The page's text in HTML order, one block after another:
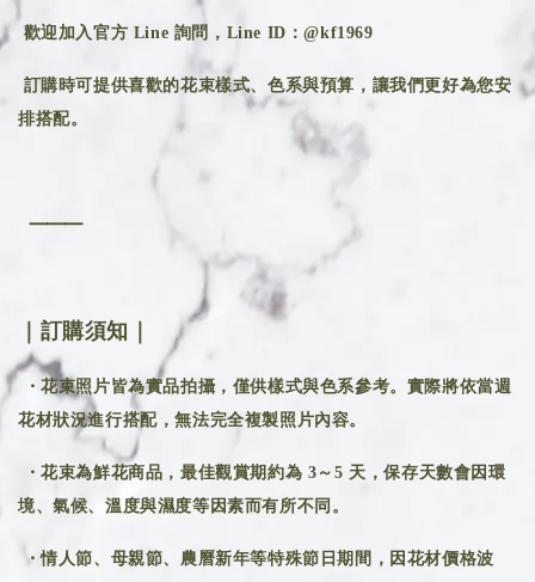
歡迎加入官方 Line 詢問，Line ID：@kf1969
訂購時可提供喜歡的花束樣式、色系與預算，讓我們更好為您安
排搭配。
⸻
｜訂購須知｜
・花束照片皆為實品拍攝，僅供樣式與色系參考。實際將依當週
花材狀況進行搭配，無法完全複製照片內容。
・花束為鮮花商品，最佳觀賞期約為 3～5 天，保存天數會因環
境、氣候、溫度與濕度等因素而有所不同。
・情人節、母親節、農曆新年等特殊節日期間，因花材價格波